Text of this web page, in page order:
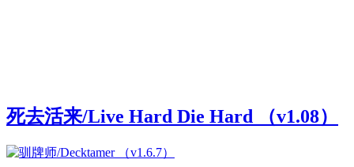
死去活来/Live Hard Die Hard （v1.08）